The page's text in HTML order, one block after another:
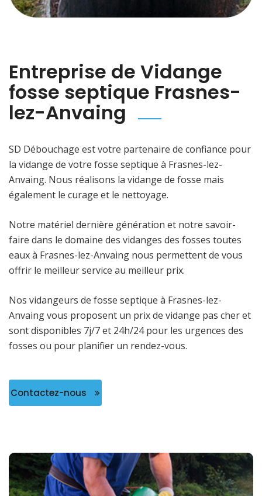
Entreprise de Vidange
fosse septique Frasnes-
lez-Anvaing
SD Débouchage est votre partenaire de confiance pour
la vidange de votre fosse septique à Frasnes-lez-
Anvaing. Nous réalisons la vidange de fosse mais
également le curage et le nettoyage.
Notre matériel dernière génération et notre savoir-
faire dans le domaine des vidanges des fosses toutes
eaux à Frasnes-lez-Anvaing nous permettent de vous
offrir le meilleur service au meilleur prix.
Nos vidangeurs de fosse septique à Frasnes-lez-
Anvaing vous proposent un prix de vidange pas cher et
sont disponibles 7j/7 et 24h/24 pour les urgences des
fosses ou pour planifier un rendez-vous.
Contactez-nous